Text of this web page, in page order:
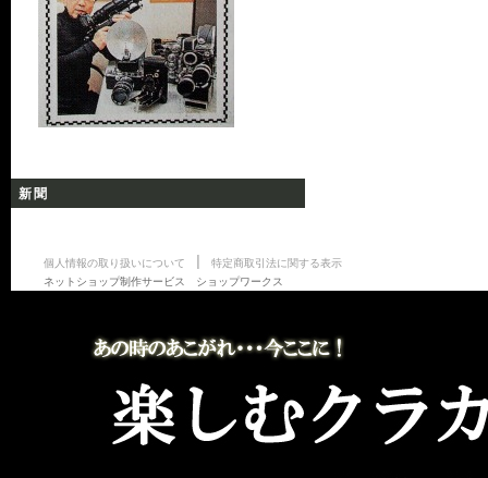
新聞
個人情報の取り扱いについて
特定商取引法に関する表示
ネットショップ制作サービス ショップワークス